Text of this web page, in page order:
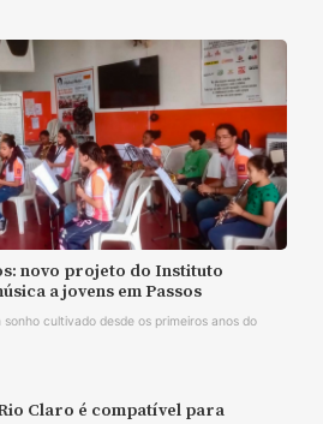
novo projeto do Instituto
a jovens em Passos
cultivado desde os primeiros anos do
Claro é compatível para